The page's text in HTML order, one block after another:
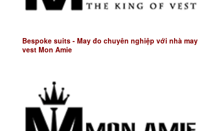
Bespoke suits - May đo chuyên nghiệp với nhà may
vest Mon Amie